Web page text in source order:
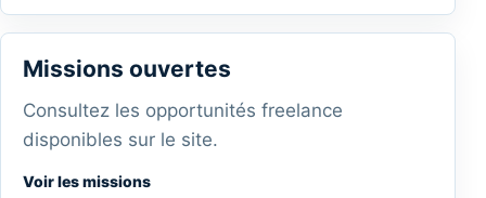
Missions ouvertes
Consultez les opportunités freelance
disponibles sur le site.
Voir les missions